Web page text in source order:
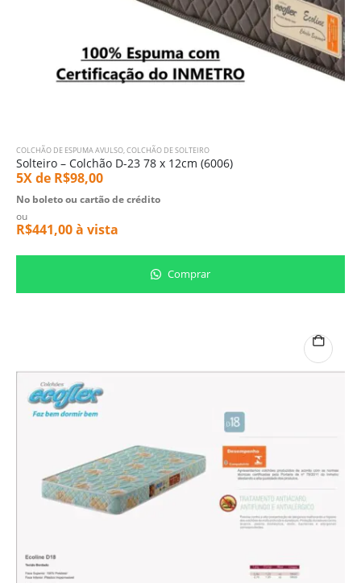
COLCHÃO DE ESPUMA AVULSO,COLCHÃO DE SOLTEIRO
Solteiro – Colchão D-23 78 x 12cm (6006)
5X de R$98,00
No boleto ou cartão de crédito
ou
R$441,00à vista
Comprar